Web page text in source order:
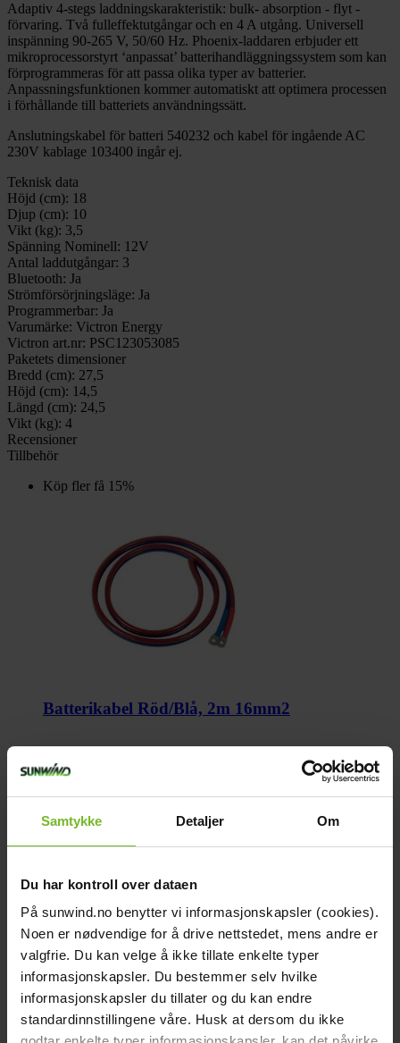
Samtykke Detaljer Om
Du har kontroll over dataen
På sunwind.no benytter vi informasjonskapsler (cookies).
Noen er nødvendige for å drive nettstedet, mens andre er
valgfrie. Du kan velge å ikke tillate enkelte typer
informasjonskapsler. Du bestemmer selv hvilke
informasjonskapsler du tillater og du kan endre
standardinnstillingene våre. Husk at dersom du ikke
Adaptiv 4-stegs laddningskarakteristik: bulk- absorption - flyt -
förvaring. Två fulleffektutgångar och en 4 A utgång. Universell
inspänning 90-265 V, 50/60 Hz. Phoenix-laddaren erbjuder ett
mikroprocessorstyrt ‘anpassat’ batterihandläggningssystem som kan
förprogrammeras för att passa olika typer av batterier.
Anpassningsfunktionen kommer automatiskt att optimera processen
i förhållande till batteriets användningssätt.
Anslutningskabel för batteri 540232 och kabel för ingående AC
230V kablage 103400 ingår ej.
Teknisk data
Höjd (cm): 18
Djup (cm): 10
Vikt (kg): 3,5
Spänning Nominell: 12V
Antal laddutgångar: 3
Bluetooth: Ja
Strömförsörjningsläge: Ja
Programmerbar: Ja
Varumärke: Victron Energy
Victron art.nr: PSC123053085
Paketets dimensioner
Bredd (cm): 27,5
Höjd (cm): 14,5
Längd (cm): 24,5
Vikt (kg): 4
Recensioner
Tillbehör
Köp fler få 15%
Batterikabel Röd/Blå, 2m 16mm2
Batterikabel 2m 2x10mm